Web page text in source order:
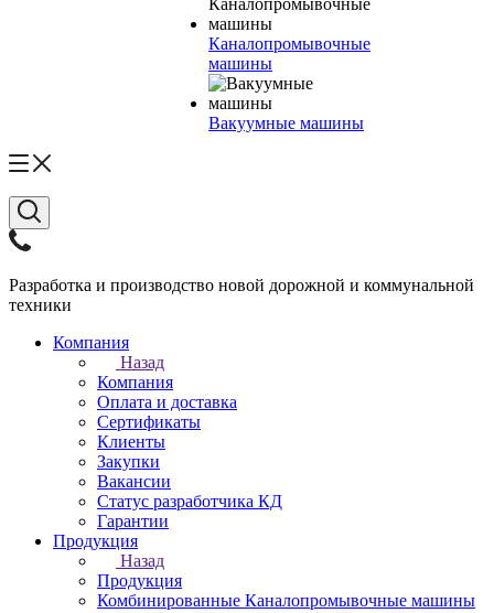
Каналопромывочные
машины
Вакуумные машины
Разработка и производство новой дорожной и коммунальной
техники
Компания
Назад
Компания
Оплата и доставка
Сертификаты
Клиенты
Закупки
Вакансии
Статус разработчика КД
Гарантии
Продукция
Назад
Продукция
Комбинированные Каналопромывочные машины